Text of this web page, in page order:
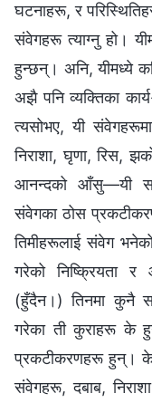
घटनाहरू, र
संवेगहरू त्याग्‍नु हो।
हुन्छन्। अनि, यीमध्ये
अझै पनि व्यक्तिका
त्यसोभए, यी
निराशा, घृणा, रिस,
आनन्दको आँसु—यी
संवेगका ठोस
तिमीहरूलाई संवेग
गरेको निष्क्रियता
(हुँदैन।) तिनमा कुनै
गरेका ती कुराहरू के
प्रकटीकरणहरू हुन्। के
संवेगहरू, दबाब,